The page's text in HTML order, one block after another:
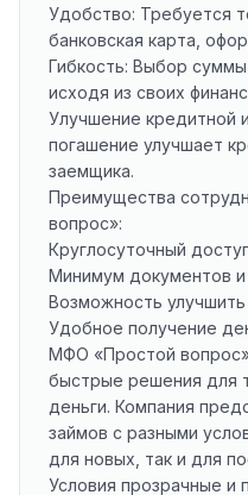
Удобство: Требуется
банковская карта,
Гибкость: Выбор
исходя из своих
Улучшение кредитной
погашение улучшает
заемщика.
Преимущества
вопрос»:
Круглосуточный
Минимум документов
Возможность
Удобное получение
МФО «Простой
быстрые решения для
деньги. Компания
займов с разными
для новых, так и для
Условия прозрачные и